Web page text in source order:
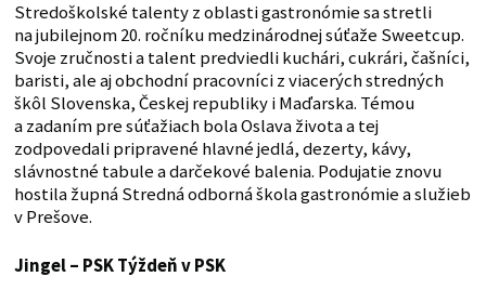
Stredoškolské talenty z oblasti gastronómie sa stretli
na jubilejnom 20. ročníku medzinárodnej súťaže Sweetcup.
Svoje zručnosti a talent predviedli kuchári, cukrári, čašníci,
baristi, ale aj obchodní pracovníci z viacerých stredných
škôl Slovenska, Českej republiky i Maďarska. Témou
a zadaním pre súťažiach bola Oslava života a tej
zodpovedali pripravené hlavné jedlá, dezerty, kávy,
slávnostné tabule a darčekové balenia. Podujatie znovu
hostila župná Stredná odborná škola gastronómie a služieb
v Prešove.
Jingel – PSK Týždeň v PSK